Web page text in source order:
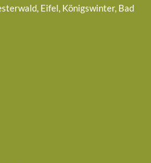
Eifel, Königswinter, Bad